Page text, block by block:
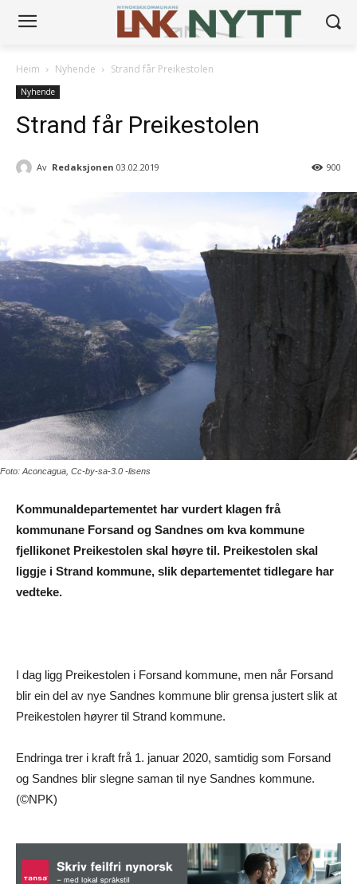
Heim Nyhende Strand får Preikestolen
Nyhende
Strand får Preikestolen
Av Redaksjonen 03.02.2019 900
Foto: Aconcagua, Cc-by-sa-3.0 -lisens
Kommunaldepartementet har vurdert klagen frå
kommunane Forsand og Sandnes om kva kommune
fjellikonet Preikestolen skal høyre til. Preikestolen skal
liggje i Strand kommune, slik departementet tidlegare har
vedteke.
I dag ligg Preikestolen i Forsand kommune, men når Forsand
blir ein del av nye Sandnes kommune blir grensa justert slik at
Preikestolen høyrer til Strand kommune.
Endringa trer i kraft frå 1. januar 2020, samtidig som Forsand
og Sandnes blir slegne saman til nye Sandnes kommune.
(©NPK)